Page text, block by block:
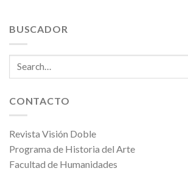
BUSCADOR
CONTACTO
Revista Visión Doble
Programa de Historia del Arte
Facultad de Humanidades